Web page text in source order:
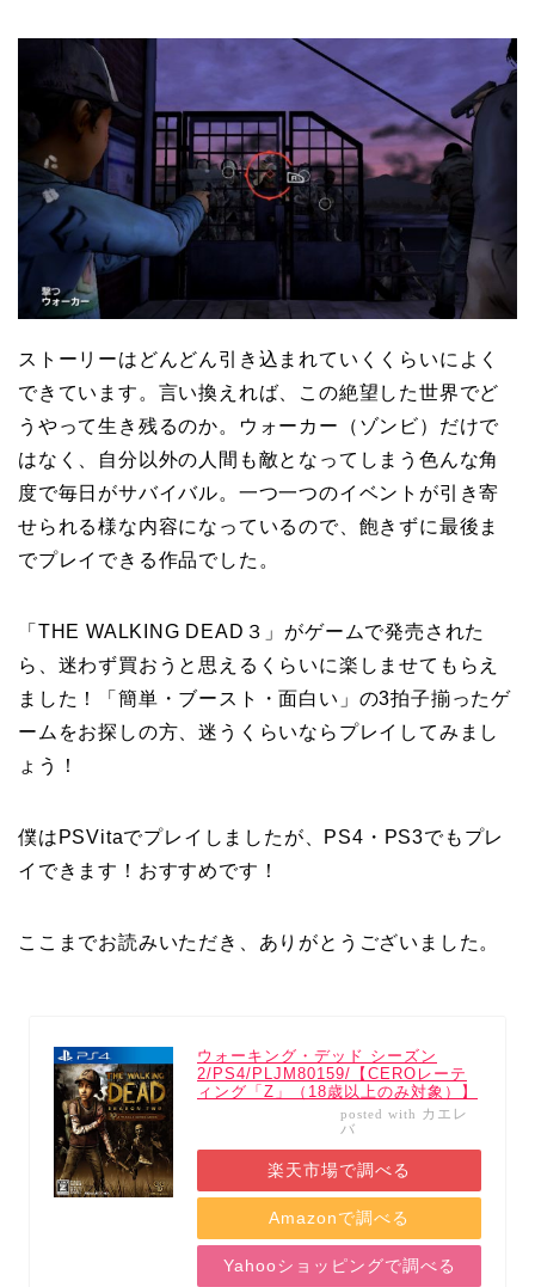
ストーリーはどんどん引き込まれていくくらいによく
できています。言い換えれば、この絶望した世界でど
うやって生き残るのか。ウォーカー（ゾンビ）だけで
はなく、自分以外の人間も敵となってしまう色んな角
度で毎日がサバイバル。一つ一つのイベントが引き寄
せられる様な内容になっているので、飽きずに最後ま
でプレイできる作品でした。
「THE WALKING DEAD３」がゲームで発売された
ら、迷わず買おうと思えるくらいに楽しませてもらえ
ました！「簡単・ブースト・面白い」の3拍子揃ったゲ
ームをお探しの方、迷うくらいならプレイしてみまし
ょう！
僕はPSVitaでプレイしましたが、PS4・PS3でもプレ
イできます！おすすめです！
ここまでお読みいただき、ありがとうございました。
ウォーキング・デッド シーズン
2/PS4/PLJM80159/【CEROレーテ
ィング「Z」（18歳以上のみ対象）】
posted with カエレ
バ
楽天市場で調べる
Amazonで調べる
Yahooショッピングで調べる